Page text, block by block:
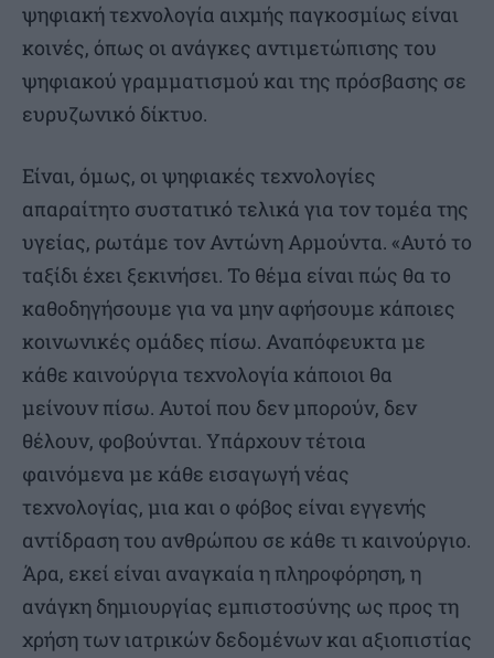
ψηφιακή τεχνολογία αιχμής παγκοσμίως είναι
κοινές, όπως οι ανάγκες αντιμετώπισης του
ψηφιακού γραμματισμού και της πρόσβασης σε
ευρυζωνικό δίκτυο.
Είναι, όμως, οι ψηφιακές τεχνολογίες
απαραίτητο συστατικό τελικά για τον τομέα της
υγείας, ρωτάμε τον Αντώνη Αρμούντα. «Αυτό το
ταξίδι έχει ξεκινήσει. Το θέμα είναι πώς θα το
καθοδηγήσουμε για να μην αφήσουμε κάποιες
κοινωνικές ομάδες πίσω. Αναπόφευκτα με
κάθε καινούργια τεχνολογία κάποιοι θα
μείνουν πίσω. Αυτοί που δεν μπορούν, δεν
θέλουν, φοβούνται. Υπάρχουν τέτοια
φαινόμενα με κάθε εισαγωγή νέας
τεχνολογίας, μια και ο φόβος είναι εγγενής
αντίδραση του ανθρώπου σε κάθε τι καινούργιο.
Άρα, εκεί είναι αναγκαία η πληροφόρηση, η
ανάγκη δημιουργίας εμπιστοσύνης ως προς τη
χρήση των ιατρικών δεδομένων και αξιοπιστίας